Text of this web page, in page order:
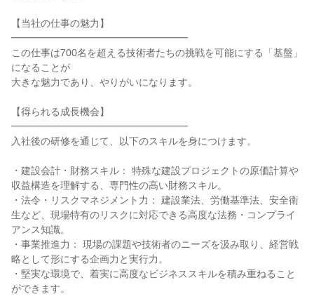
【当社の仕事の魅力】
━━━━━━━━━━━━━━━━━━
この仕事は700名を超える技術者たちの挑戦を可能にする「基盤」
になることが
大きな魅力であり、やりがいになります。
【得られる成長機会】
━━━━━━━━━━━━━━━━━━
入社後の研修を通じて、以下のスキルを身につけます。
・建設会計・財務スキル： 特殊な建設プロジェクトの原価計算や
収益構造を理解する、専門性の高い財務スキル。
・法令・リスクマネジメント力： 建設業法、労働基準法、安全衛
生など、現場特有のリスクに対応できる高度な法務・コンプライ
アンス知識。
・事業推進力： 現場の課題や技術者のニーズを汲み取り、経営戦
略として形にする企画力と実行力。
・堅実な環境で、着実に高度なビジネススキルを積み重ねること
ができます。